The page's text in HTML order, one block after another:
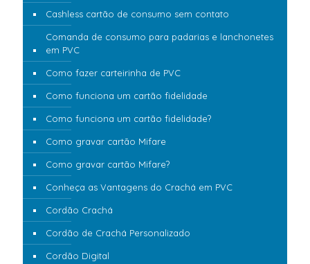
Cashless cartão de consumo sem contato
Comanda de consumo para padarias e lanchonetes
em PVC
Como fazer carteirinha de PVC
Como funciona um cartão fidelidade
Como funciona um cartão fidelidade?
Como gravar cartão Mifare
Como gravar cartão Mifare?
Conheça as Vantagens do Crachá em PVC
Cordão Crachá
Cordão de Crachá Personalizado
Cordão Digital